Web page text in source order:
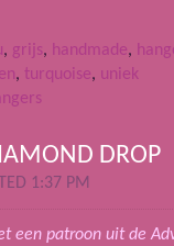
, grijs, handmade,
, turquoise, uniek
DROP
1:37 PM
een patroon uit de